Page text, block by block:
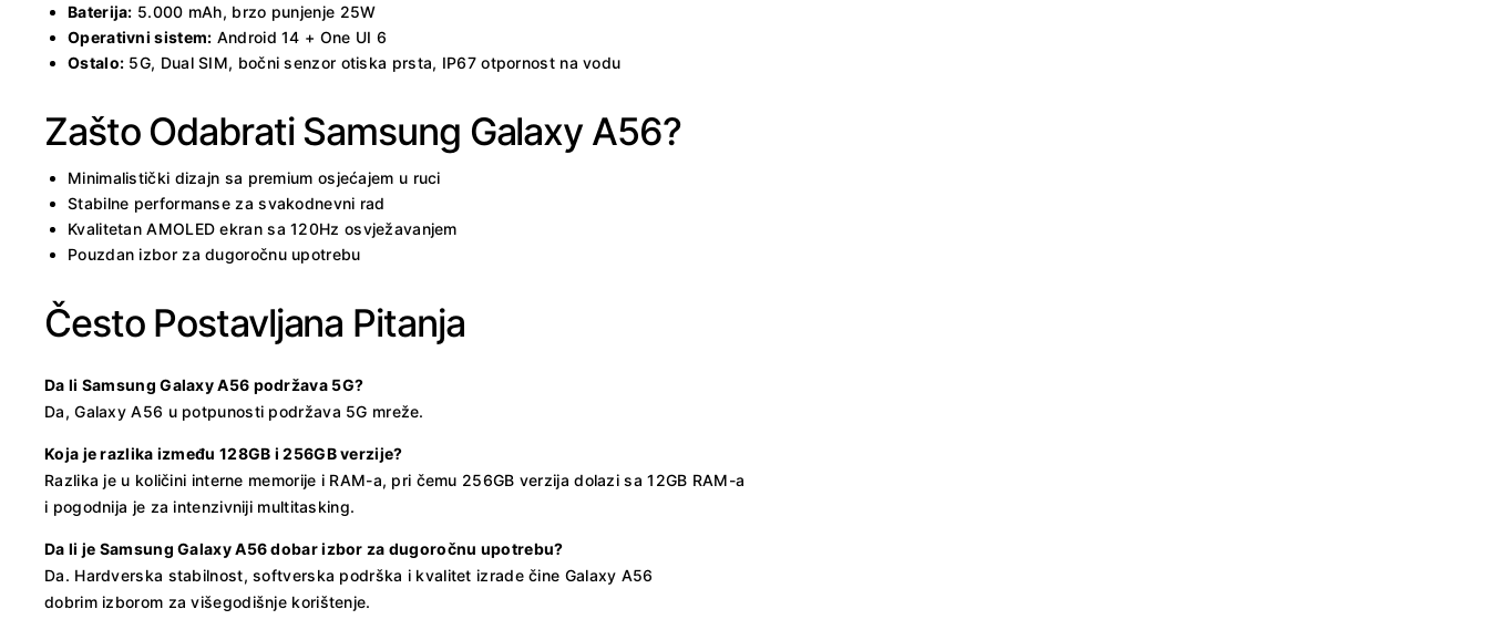
Baterija: 5.000 mAh, brzo punjenje 25W
Operativni sistem: Android 14 + One UI 6
Ostalo: 5G, Dual SIM, bočni senzor otiska prsta, IP67 otpornost na vodu
Zašto Odabrati Samsung Galaxy A56?
Minimalistički dizajn sa premium osjećajem u ruci
Stabilne performanse za svakodnevni rad
Kvalitetan AMOLED ekran sa 120Hz osvježavanjem
Pouzdan izbor za dugoročnu upotrebu
Često Postavljana Pitanja
Da li Samsung Galaxy A56 podržava 5G?
Da, Galaxy A56 u potpunosti podržava 5G mreže.
Koja je razlika između 128GB i 256GB verzije?
Razlika je u količini interne memorije i RAM-a, pri čemu 256GB verzija dolazi sa 12GB RAM-a
i pogodnija je za intenzivniji multitasking.
Da li je Samsung Galaxy A56 dobar izbor za dugoročnu upotrebu?
Da. Hardverska stabilnost, softverska podrška i kvalitet izrade čine Galaxy A56
dobrim izborom za višegodišnje korištenje.